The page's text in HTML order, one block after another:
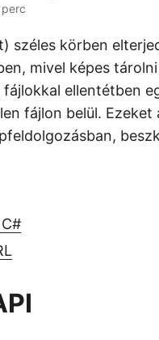
perc
széles körben
mivel képes
fájlokkal ellentétben
fájlon belül. Ezeket